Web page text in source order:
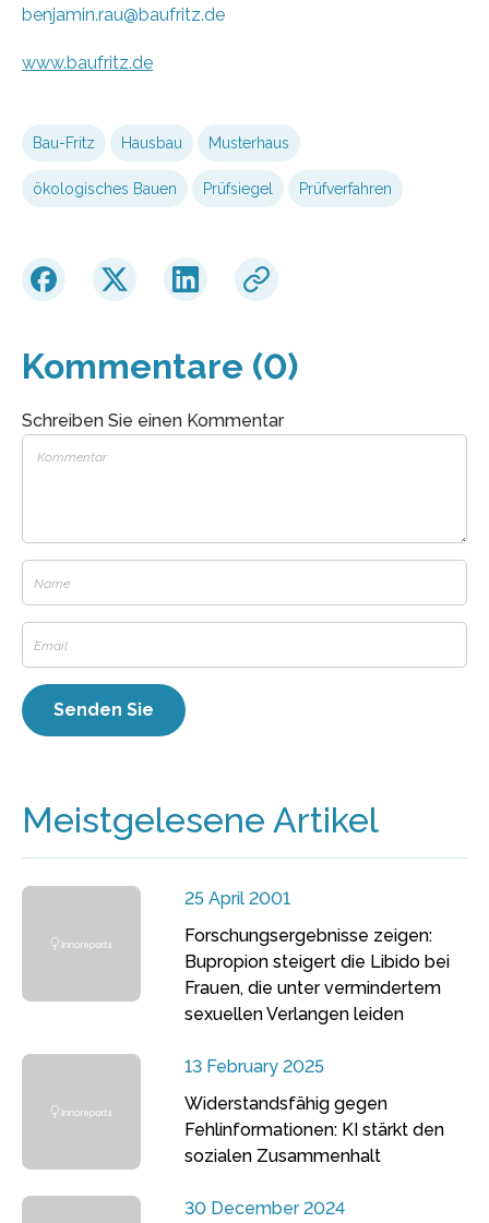
benjamin.rau@baufritz.de
www.baufritz.de
Bau-Fritz Hausbau Musterhaus
ökologisches Bauen Prüfsiegel Prüfverfahren
Kommentare (0)
Schreiben Sie einen Kommentar
Meistgelesene Artikel
25 April 2001
Forschungsergebnisse zeigen:
Bupropion steigert die Libido bei
Frauen, die unter vermindertem
sexuellen Verlangen leiden
13 February 2025
Widerstandsfähig gegen
Fehlinformationen: KI stärkt den
sozialen Zusammenhalt
30 December 2024